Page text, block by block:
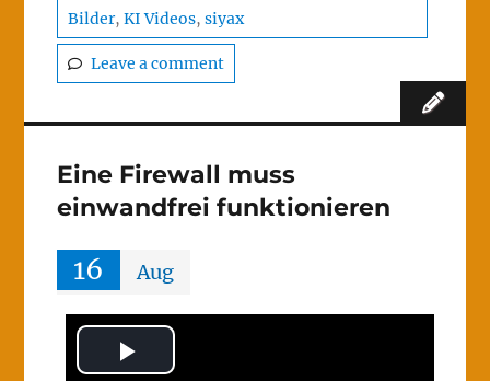
Bilder, KI Videos, siyax
Leave a comment
Eine Firewall muss
einwandfrei funktionieren
16 Aug